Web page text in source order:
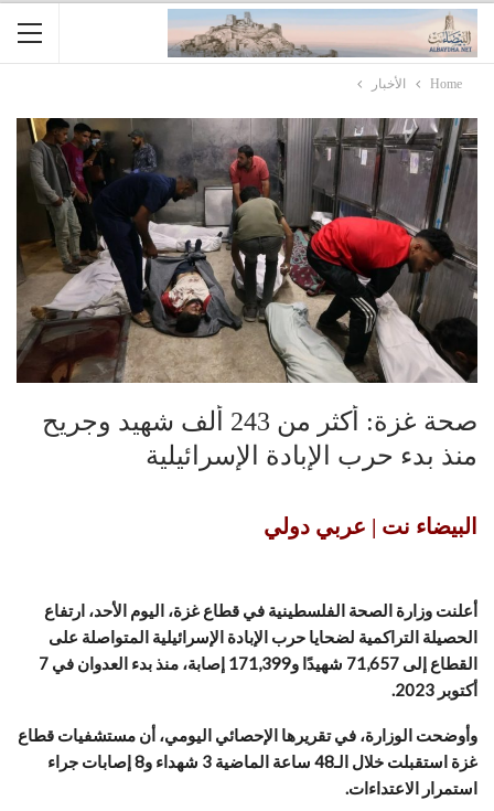
Home الأخبار
صحة غزة: أكثر من 243 ألف شهيد وجريح
منذ بدء حرب الإبادة الإسرائيلية
البيضاء نت | عربي دولي
أعلنت وزارة الصحة الفلسطينية في قطاع غزة، اليوم الأحد، ارتفاع
الحصيلة التراكمية لضحايا حرب الإبادة الإسرائيلية المتواصلة على
القطاع إلى 71,657 شهيدًا و171,399 إصابة، منذ بدء العدوان في 7
أكتوبر 2023.
وأوضحت الوزارة، في تقريرها الإحصائي اليومي، أن مستشفيات قطاع
غزة استقبلت خلال الـ48 ساعة الماضية 3 شهداء و8 إصابات جراء
استمرار الاعتداءات.